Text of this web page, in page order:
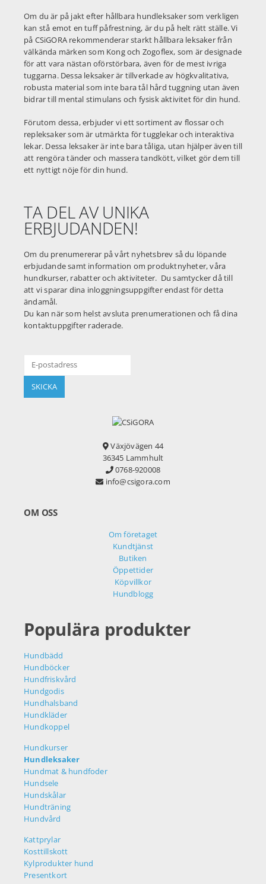
Om du är på jakt efter hållbara hundleksaker som verkligen
kan stå emot en tuff påfrestning, är du på helt rätt ställe. Vi
på CSiGORA rekommenderar starkt hållbara leksaker från
välkända märken som Kong och Zogoflex, som är designade
för att vara nästan oförstörbara, även för de mest ivriga
tuggarna. Dessa leksaker är tillverkade av högkvalitativa,
robusta material som inte bara tål hård tuggning utan även
bidrar till mental stimulans och fysisk aktivitet för din hund.
Förutom dessa, erbjuder vi ett sortiment av flossar och
repleksaker som är utmärkta för tugglekar och interaktiva
lekar. Dessa leksaker är inte bara tåliga, utan hjälper även till
att rengöra tänder och massera tandkött, vilket gör dem till
ett nyttigt nöje för din hund.
TA DEL AV UNIKA
ERBJUDANDEN!
Om du prenumererar på vårt nyhetsbrev så du löpande
erbjudande samt information om produktnyheter, våra
hundkurser, rabatter och aktiviteter. Du samtycker då till
att vi sparar dina inloggningsuppgifter endast för detta
ändamål.
Du kan när som helst avsluta prenumerationen och få dina
kontaktuppgifter raderade.
Växjövägen 44
36345 Lammhult
0768-920008
info@csigora.com
OM OSS
Om företaget
Kundtjänst
Butiken
Öppettider
Köpvillkor
Hundblogg
Populära produkter
Hundbädd
Hundböcker
Hundfriskvård
Hundgodis
Hundhalsband
Hundkläder
Hundkoppel
Hundkurser
Hundleksaker
Hundmat & hundfoder
Hundsele
Hundskålar
Hundträning
Hundvård
Kattprylar
Kosttillskott
Kylprodukter hund
Presentkort